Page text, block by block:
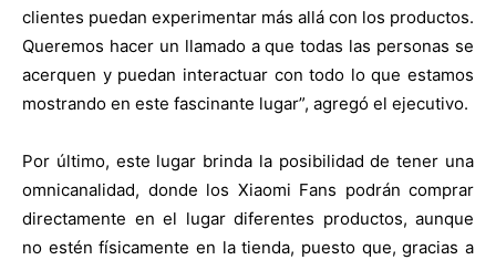
clientes puedan experimentar más allá con los productos.
Queremos hacer un llamado a que todas las personas se
acerquen y puedan interactuar con todo lo que estamos
mostrando en este fascinante lugar”, agregó el ejecutivo.
Por último, este lugar brinda la posibilidad de tener una
omnicanalidad, donde los Xiaomi Fans podrán comprar
directamente en el lugar diferentes productos, aunque
no estén físicamente en la tienda, puesto que, gracias a